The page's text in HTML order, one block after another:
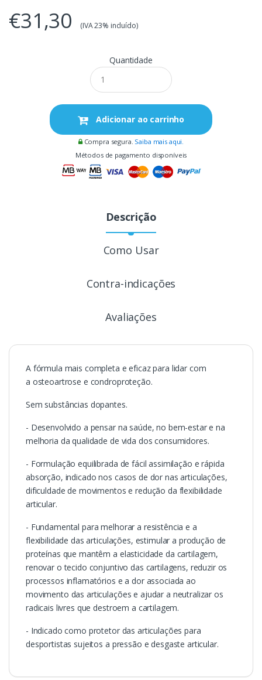
€31,30 (IVA 23% incluído)
Quantidade
Adicionar ao carrinho
Compra segura. Saiba mais aqui.
Métodos de pagamento disponíveis
Descrição
Como Usar
Contra-indicações
Avaliações
A fórmula mais completa e eficaz para lidar com
a osteoartrose e condroproteção.
Sem substâncias dopantes.
- Desenvolvido a pensar na saúde, no bem-estar e na
melhoria da qualidade de vida dos consumidores.
- Formulação equilibrada de fácil assimilação e rápida
absorção, indicado nos casos de dor nas articulações,
dificuldade de movimentos e redução da flexibilidade
articular.
- Fundamental para melhorar a resistência e a
flexibilidade das articulações, estimular a produção de
proteínas que mantêm a elasticidade da cartilagem,
renovar o tecido conjuntivo das cartilagens, reduzir os
processos inflamatórios e a dor associada ao
movimento das articulações e ajudar a neutralizar os
radicais livres que destroem a cartilagem.
- Indicado como protetor das articulações para
desportistas sujeitos a pressão e desgaste articular.